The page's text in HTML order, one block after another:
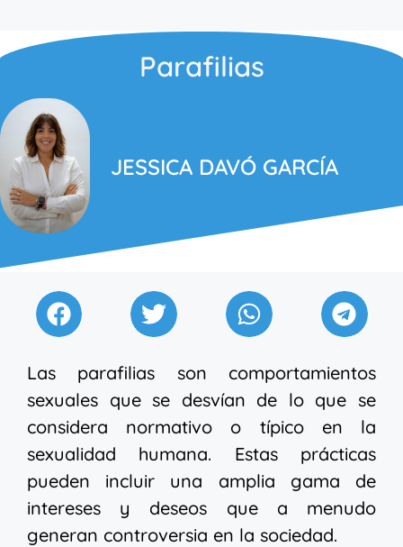
Parafilias
JESSICA DAVÓ GARCÍA
Las parafilias son comportamientos
sexuales que se desvían de lo que se
considera normativo o típico en la
sexualidad humana. Estas prácticas
pueden incluir una amplia gama de
intereses y deseos que a menudo
generan controversia en la sociedad.